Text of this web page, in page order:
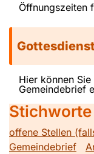
Öffnungszeiten
Hier können
Gemeindebrief
Stichworte
offene Stellen
Gemeindebrief